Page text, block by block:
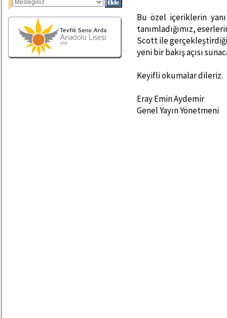
Bu özel içeriklerin
tanımladığımız,
Scott ile
yeni bir bakış açısı
Keyifli okumalar dileriz.
Eray Emin Aydemir
Genel Yayın Yönetmeni